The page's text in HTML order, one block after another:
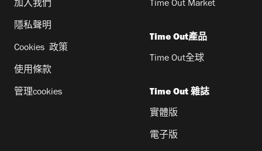
加入我們
隱私聲明
Cookies 政策
使用條款
管理cookies
Time Out Market
Time Out產品
Time Out全球
Time Out 雜誌
實體版
電子版